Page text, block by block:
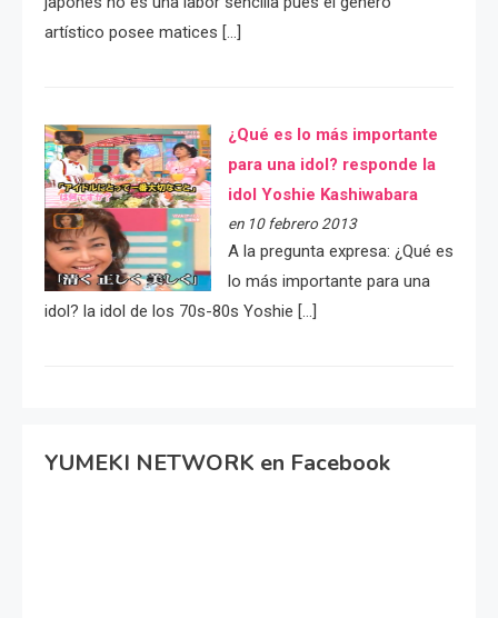
artístico posee matices […]
¿Qué es lo más importante
para una idol? responde la
idol Yoshie Kashiwabara
en 10 febrero 2013
A la pregunta expresa: ¿Qué es
lo más importante para una
idol? la idol de los 70s-80s Yoshie […]
YUMEKI NETWORK en Facebook